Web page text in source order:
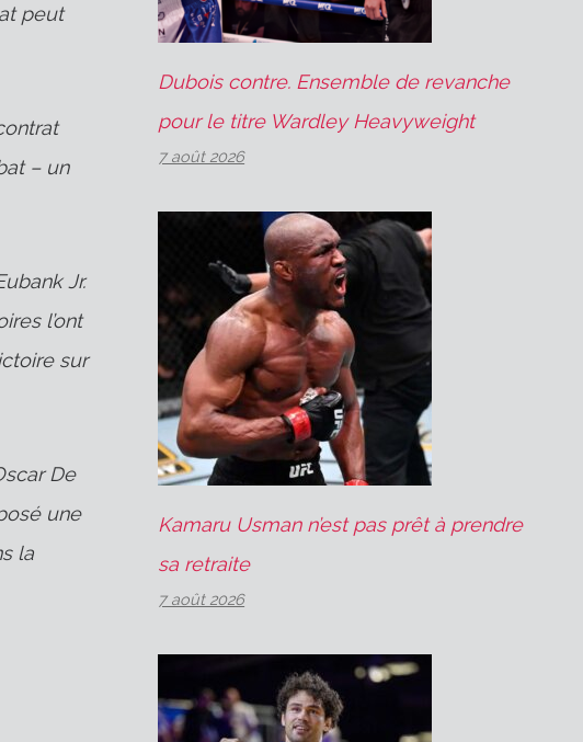
peut
– un
Jr.
l’ont
sur
De
une
la
Dubois contre. Ensemble de revanche
pour le titre Wardley Heavyweight
7 août 2026
Kamaru Usman n’est pas prêt à prendre
sa retraite
7 août 2026